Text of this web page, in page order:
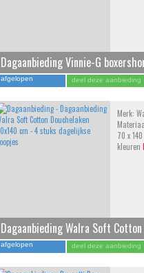
Dagaanbieding Vinnie-G
verrassingspakket
afgelopen deel deze aanbieding
Merk:
70 x
kleuren
Dagaanbieding Walra Soft
70x140 cm - 4 stuks
afgelopen deel deze aanbieding